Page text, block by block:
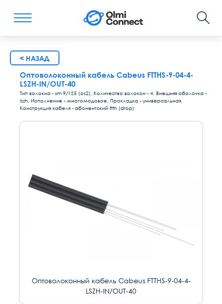
< НАЗАД
Оптоволоконный кабель Cabeus FTTHS-9-04-4-
LSZH-IN/OUT-40
Тип волокна - sm 9/125 (os2), Количество волокон - 4, Внешняя оболочка -
lszh, Исполнение - многомодовое, Прокладка - универсальная,
Конструкция кабеля - абонентский ftth (drop)
Оптоволоконный кабель Cabeus FTTHS-9-04-4-
LSZH-IN/OUT-40